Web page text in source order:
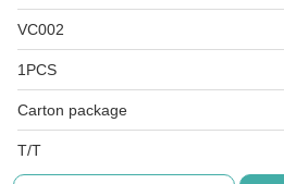
VC002
1PCS
Carton package
T/T